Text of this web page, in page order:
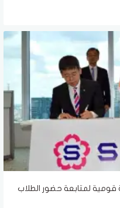
قومية لمتابعة حضور الطلاب